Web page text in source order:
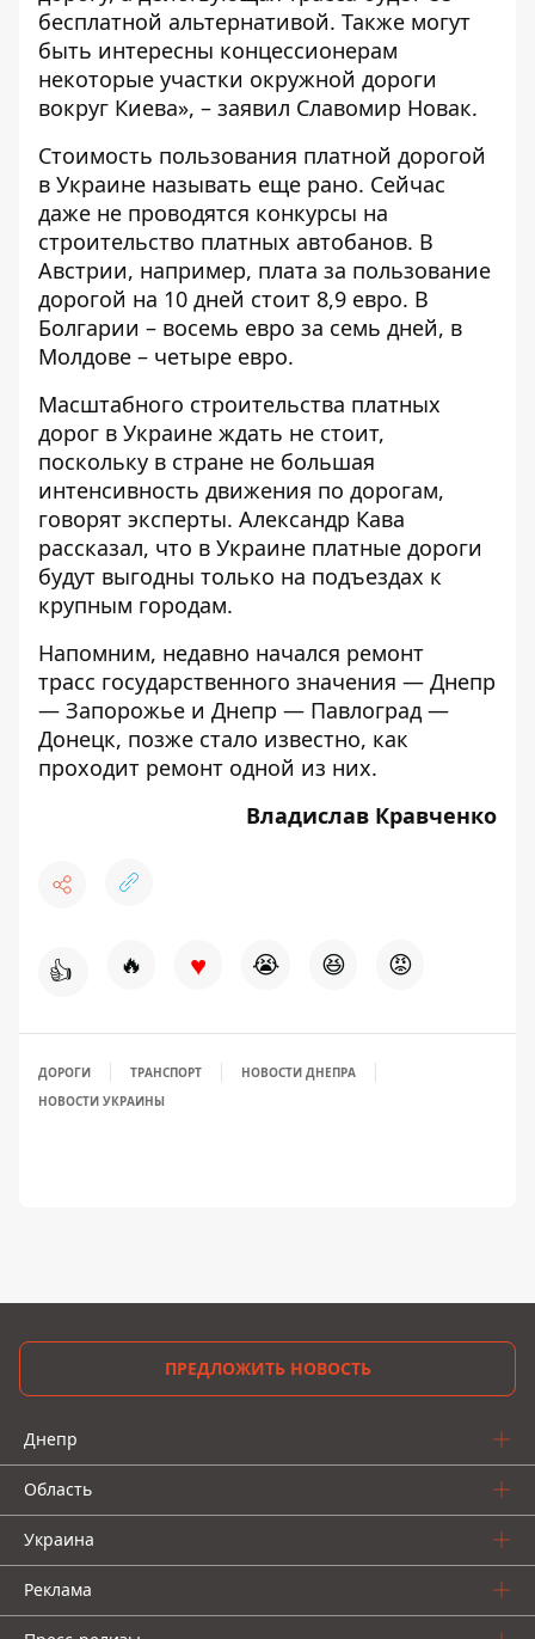
бесплатной альтернативой. Также могут
быть интересны концессионерам
некоторые участки окружной дороги
вокруг Киева», – заявил Славомир Новак.
Стоимость пользования платной дорогой
в Украине называть еще рано. Сейчас
даже не проводятся конкурсы на
строительство платных автобанов. В
Австрии, например, плата за пользование
дорогой на 10 дней стоит 8,9 евро. В
Болгарии – восемь евро за семь дней, в
Молдове – четыре евро.
Масштабного строительства платных
дорог в Украине ждать не стоит,
поскольку в стране не большая
интенсивность движения по дорогам,
говорят эксперты. Александр Кава
рассказал, что в Украине платные дороги
будут выгодны только на подъездах к
крупным городам.
Напомним, недавно начался ремонт
трасс государственного значения — Днепр
— Запорожье и Днепр — Павлоград —
Донецк, позже стало известно, как
проходит ремонт одной из них.
Владислав Кравченко
👍 🔥 ♥ 😭 😆 😡
ДОРОГИ ТРАНСПОРТ
НОВОСТИ ДНЕПРА
НОВОСТИ УКРАИНЫ
ПРЕДЛОЖИТЬ НОВОСТЬ
Днепр
Область
Украина
Реклама